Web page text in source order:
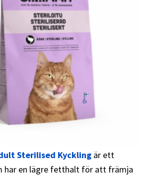
Sterilised Kyckling är ett
har en lägre fetthalt för att främja